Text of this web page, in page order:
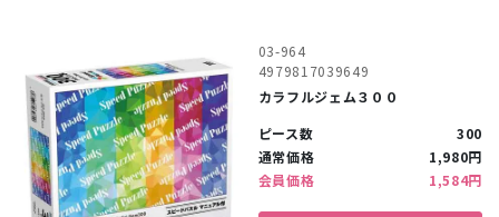
03-964
4979817039649
カラフルジェム３００
ピース数
300
通常価格
1,980円
会員価格
1,584円